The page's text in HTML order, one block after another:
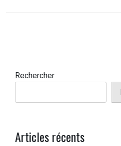
Rechercher
Articles récents